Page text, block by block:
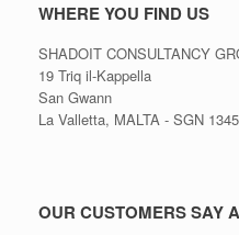
WHERE YOU FIND US
SHADOIT CONSULTANCY
19 Triq il-Kappella
San Gwann
La Valletta, MALTA - SGN 1345
OUR CUSTOMERS SAY